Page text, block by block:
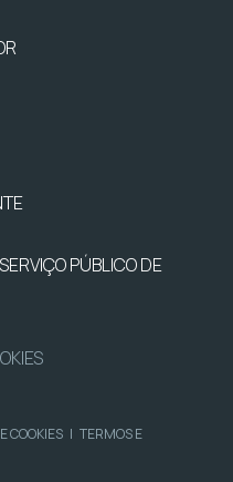
PÚBLICO DE
COOKIES | TERMOS E